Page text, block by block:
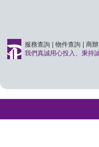
服務查詢 物件查詢 商
我們真誠用心投入、秉持